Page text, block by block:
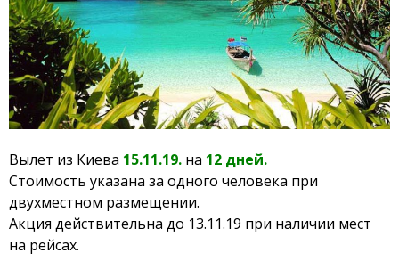
Вылет из Киева 15.11.19. на 12 дней.
Стоимость указана за одного человека при
двухместном размещении.
Акция действительна до 13.11.19 при наличии мест
на рейсах.